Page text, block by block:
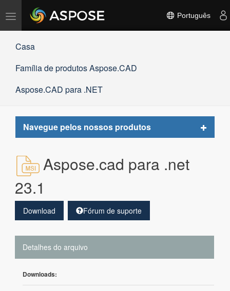
Alternar
navegação
Português
Casa
Família de produtos Aspose.CAD
Aspose.CAD para .NET
Navegue pelos nossos produtos
Toggle
Aspose.cad para .net
23.1
Download Fórum de suporte
Detalhes do arquivo
Downloads: